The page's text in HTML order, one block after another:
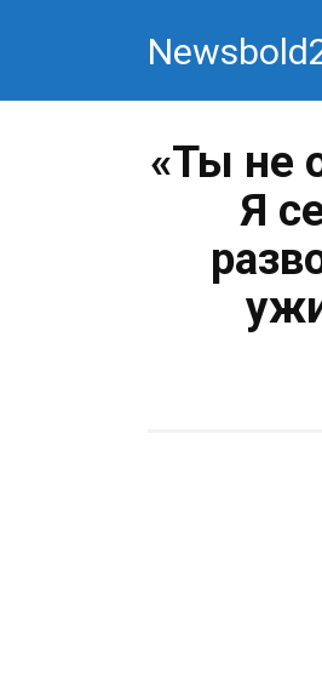
«Ты не
Я